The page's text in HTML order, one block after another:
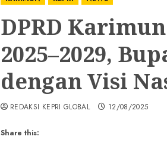
DPRD
2025–2029,
dengan Visi
Share this:
REDAKSI KEPRI GLOBAL 12/08/2025